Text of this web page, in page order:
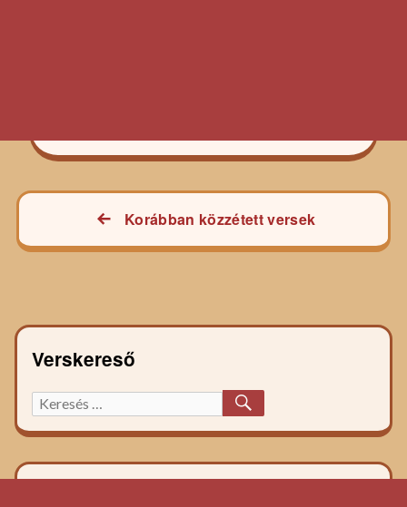
Bejegyzés
navigáció
Korábban közzétett versek
Verskereső
Keresett
főzelék